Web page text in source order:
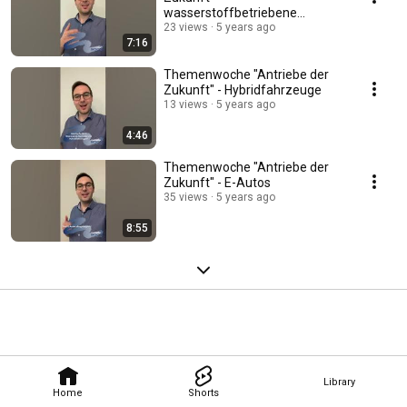
Home Shorts
Library
7:16
wasserstoffbetriebene
Fahrzeuge
23 views 5 years ago
4:46
Themenwoche "Antriebe der
Zukunft" - Hybridfahrzeuge
13 views 5 years ago
8:55
Themenwoche "Antriebe der
Zukunft" - E-Autos
35 views 5 years ago